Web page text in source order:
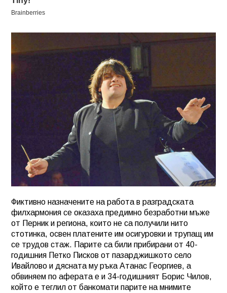
Фиктивно назначените на работа в разградската
филхармония се оказаха предимно безработни мъже
от Перник и региона, които не са получили нито
стотинка, освен платените им осигуровки и трупащ им
се трудов стаж. Парите са били прибирани от 40-
годишния Петко Писков от пазарджишкото село
Ивайлово и дясната му ръка Атанас Георгиев, а
обвиняем по аферата е и 34-годишният Борис Чилов,
който е теглил от банкомати парите на мнимите